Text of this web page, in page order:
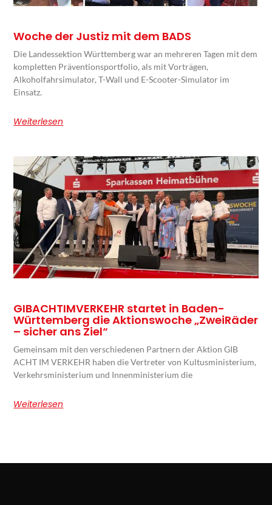
Woche der Justiz mit dem BADS
Die Landessektion Württemberg war an mehreren Tagen mit dem
kompletten Präventionsportfolio, als mit Vorträgen,
Alkoholfahrsimulator, T-Wall und E-Scooter-Simulator im
Einsatz.
Weiterlesen
GIBACHTIMVERKEHR startet in Baden-
Württemberg die Aktionswoche „ZweiRäder
– sicher ans Ziel“
Gemeinsam mit den verschiedenen Partnern der Aktion GIB
ACHT IM VERKEHR haben die Vertreter von Kultusministerium,
Verkehrsministerium und Innenministerium die
Weiterlesen